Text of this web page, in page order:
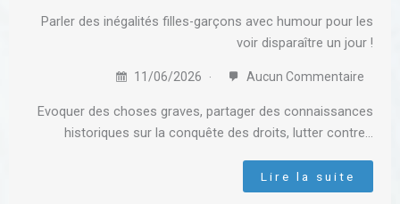
Parler des inégalités filles-garçons avec humour pour les
voir disparaître un jour !
11/06/2026 Aucun Commentaire
Evoquer des choses graves, partager des connaissances
historiques sur la conquête des droits, lutter contre…
Lire la suite